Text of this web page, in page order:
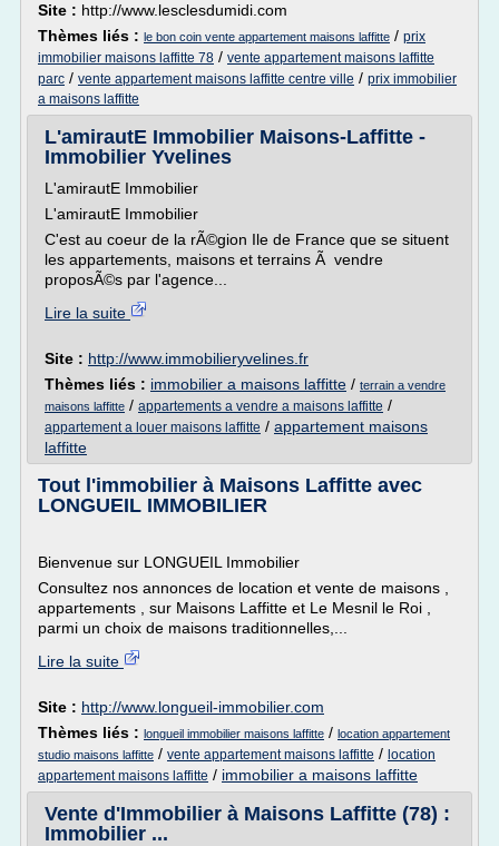
Site : http://www.lesclesdumidi.com
Thèmes liés : le bon coin vente appartement maisons laffitte / prix
immobilier maisons laffitte 78 / vente appartement maisons laffitte
parc / vente appartement maisons laffitte centre ville / prix immobilier
a maisons laffitte
L'amirautE Immobilier Maisons-Laffitte -
Immobilier Yvelines
L'amirautE Immobilier
L'amirautE Immobilier
C'est au coeur de la rÃ©gion Ile de France que se situent
les appartements, maisons et terrains Ã vendre
proposÃ©s par l'agence...
Lire la suite
Site : http://www.immobilieryvelines.fr
Thèmes liés : immobilier a maisons laffitte / terrain a vendre
maisons laffitte / appartements a vendre a maisons laffitte /
appartement a louer maisons laffitte / appartement maisons
laffitte
Tout l'immobilier à Maisons Laffitte avec
LONGUEIL IMMOBILIER
Bienvenue sur LONGUEIL Immobilier
Consultez nos annonces de location et vente de maisons ,
appartements , sur Maisons Laffitte et Le Mesnil le Roi ,
parmi un choix de maisons traditionnelles,...
Lire la suite
Site : http://www.longueil-immobilier.com
Thèmes liés : longueil immobilier maisons laffitte / location appartement
studio maisons laffitte / vente appartement maisons laffitte / location
appartement maisons laffitte / immobilier a maisons laffitte
Vente d'Immobilier à Maisons Laffitte (78) :
Immobilier ...